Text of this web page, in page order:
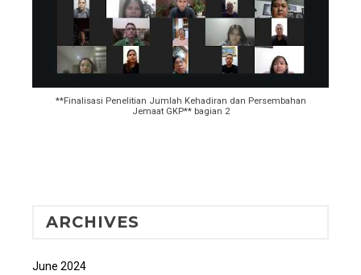
**Finalisasi Penelitian Jumlah Kehadiran dan Persembahan
Jemaat GKP** bagian 2
ARCHIVES
June 2024